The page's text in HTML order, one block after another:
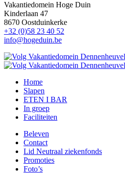
Vakantiedomein Hoge Duin
Kinderlaan 47
8670 Oostduinkerke
+32 (0)58 23 40 52
info@hogeduin.be
Home
Slapen
ETEN I BAR
In groep
Faciliteiten
Beleven
Contact
Lid Neutraal ziekenfonds
Promoties
Foto’s